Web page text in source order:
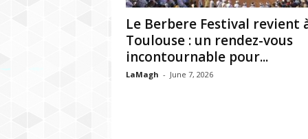
h
e
Le Berbere Festival revient
Toulouse : un rendez-vous
incontournable pour...
LaMagh - June 7, 2026